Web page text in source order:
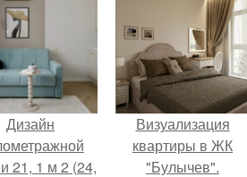
Дизайн
21, 1 м 2 (24,
Визуализация
квартиры в ЖК
"Булычев".